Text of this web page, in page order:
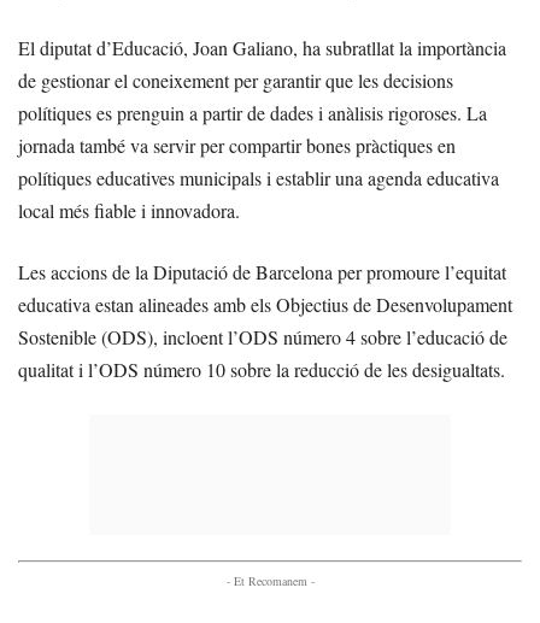
El diputat d’Educació, Joan Galiano, ha subratllat la importància
de gestionar el coneixement per garantir que les decisions
polítiques es prenguin a partir de dades i anàlisis rigoroses. La
jornada també va servir per compartir bones pràctiques en
polítiques educatives municipals i establir una agenda educativa
local més fiable i innovadora.
Les accions de la Diputació de Barcelona per promoure l’equitat
educativa estan alineades amb els Objectius de Desenvolupament
Sostenible (ODS), incloent l’ODS número 4 sobre l’educació de
qualitat i l’ODS número 10 sobre la reducció de les desigualtats.
- Et Recomanem -